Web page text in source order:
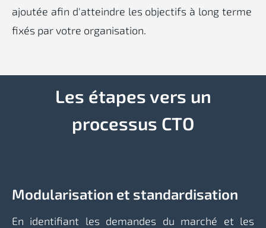
ajoutée afin d'atteindre les objectifs à long terme
fixés par votre organisation.
Les étapes vers un
processus CTO
Modularisation et standardisation
En identifiant les demandes du marché et les